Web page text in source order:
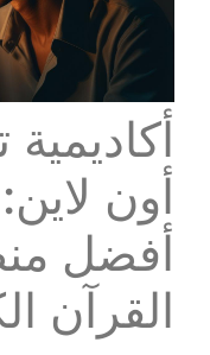
أون
أفضل
القرآن